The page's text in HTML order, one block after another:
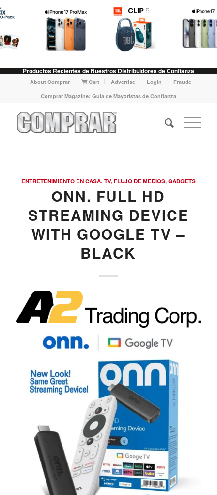
Productos Recientes de Nuestros Distribuidores de Confianza
About Comprar Cart Advertise Login
Fraude
Comprar Magazine: Guia de Mayoristas de Confianza
ENTRETENIMIENTO EN CASA: TV, FLUJO DE MEDIOS,GADGETS
ONN. FULL HD
STREAMING DEVICE
WITH GOOGLE TV –
BLACK